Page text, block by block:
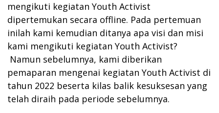
mengikuti kegiatan Youth Activist
dipertemukan secara offline. Pada pertemuan
inilah kami kemudian ditanya apa visi dan misi
kami mengikuti kegiatan Youth Activist?
Namun sebelumnya, kami diberikan
pemaparan mengenai kegiatan Youth Activist di
tahun 2022 beserta kilas balik kesuksesan yang
telah diraih pada periode sebelumnya.